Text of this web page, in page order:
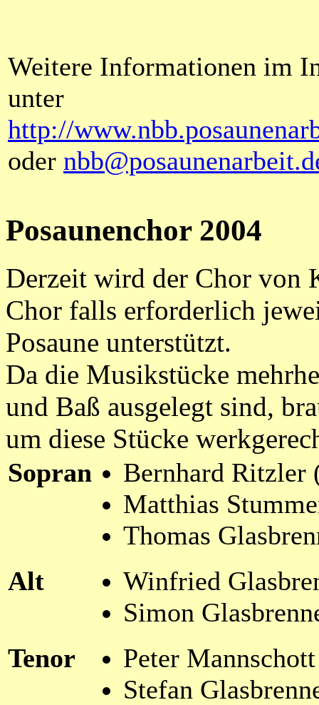
Weitere Informationen im
unter
http://
oder
Posaunenchor 2004
Derzeit wird der Chor von
Chor falls erforderlich
Posaune unterstützt.
Da die Musikstücke
und Baß ausgelegt sind,
um diese Stücke
Sopran
Bernhard Ritzler
Matthias
Thomas
Alt
Winfried
Simon
Tenor
Peter Mannschott
Stefan